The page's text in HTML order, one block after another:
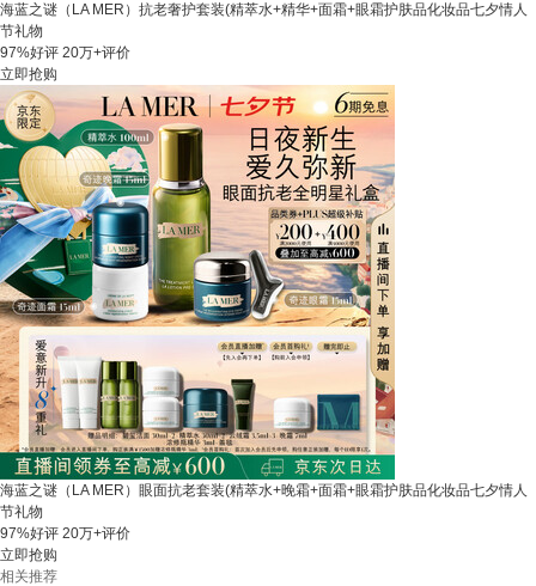
海蓝之谜（LA MER）抗老奢护套装(精萃水+精华+面霜+眼霜护肤品化妆品七夕情人
节礼物
97%好评 20万+评价
立即抢购
海蓝之谜（LA MER）眼面抗老套装(精萃水+晚霜+面霜+眼霜护肤品化妆品七夕情人
节礼物
97%好评 20万+评价
立即抢购
相关推荐